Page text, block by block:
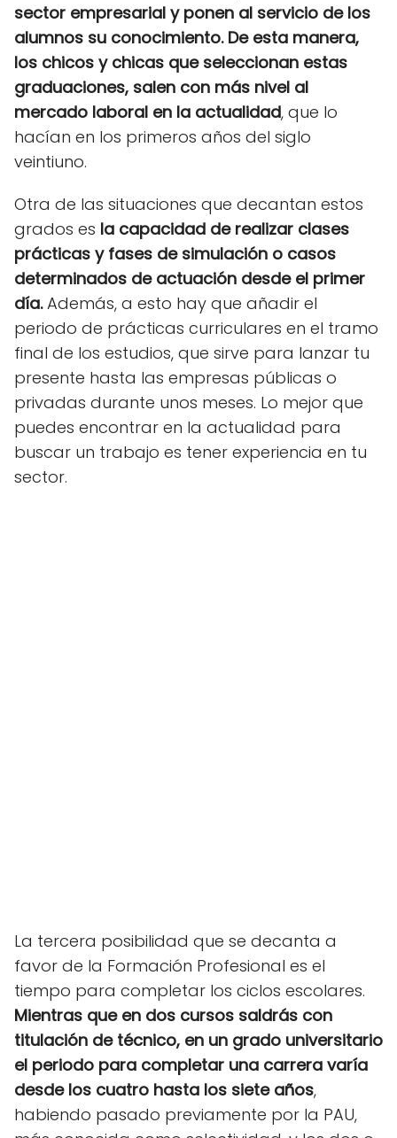
sector empresarial y ponen al servicio de los
alumnos su conocimiento. De esta manera,
los chicos y chicas que seleccionan estas
graduaciones, salen con más nivel al
mercado laboral en la actualidad, que lo
hacían en los primeros años del siglo
veintiuno.
Otra de las situaciones que decantan estos
grados es la capacidad de realizar clases
prácticas y fases de simulación o casos
determinados de actuación desde el primer
día.Además, a esto hay que añadir el
periodo de prácticas curriculares en el tramo
final de los estudios, que sirve para lanzar tu
presente hasta las empresas públicas o
privadas durante unos meses. Lo mejor que
puedes encontrar en la actualidad para
buscar un trabajo es tener experiencia en tu
sector.
La tercera posibilidad que se decanta a
favor de la Formación Profesional es el
tiempo para completar los ciclos escolares.
Mientras que en dos cursos saldrás con
titulación de técnico, en un grado universitario
el periodo para completar una carrera varía
desde los cuatro hasta los siete años,
habiendo pasado previamente por la PAU,